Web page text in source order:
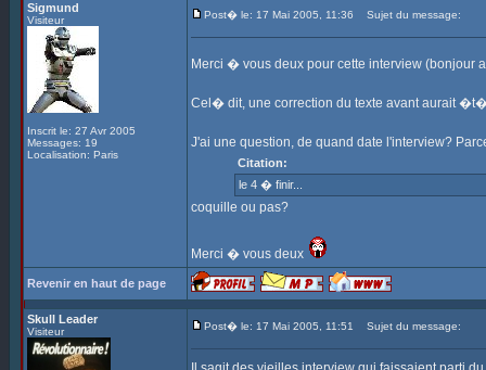
Sigmund
Visiteur
Inscrit le: 27 Avr 2005
Messages: 19
Localisation: Paris
Post� le: 17 Mai 2005, 11:36 Sujet du message:
Merci � vous deux pour cette interview
Cel� dit, une correction du texte avant aurait
J'ai une question, de quand date l'interview?
Citation:
le 4 � finir...
coquille ou pas?
Merci � vous deux
Revenir en haut de page
Skull Leader
Visiteur Post� le: 17 Mai 2005, 11:51 Sujet du message: